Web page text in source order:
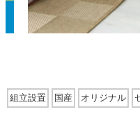
ソファ
ダイニングテーブル
組立設置 国産 オリジナル